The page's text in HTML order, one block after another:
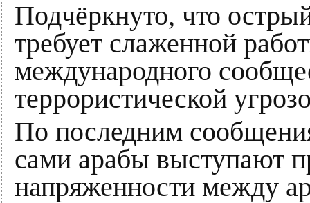
Подчёркнуто, что
требует слаженной
международного
террористической
По последним
сами арабы выступают
напряженности между